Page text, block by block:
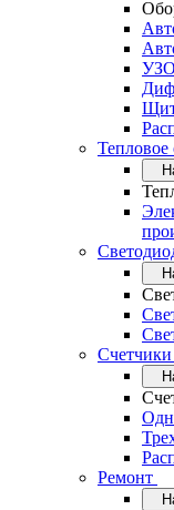
УЗО
Тепловое
Счетчики
Ремонт